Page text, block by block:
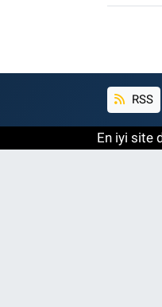
RSS
En iyi site